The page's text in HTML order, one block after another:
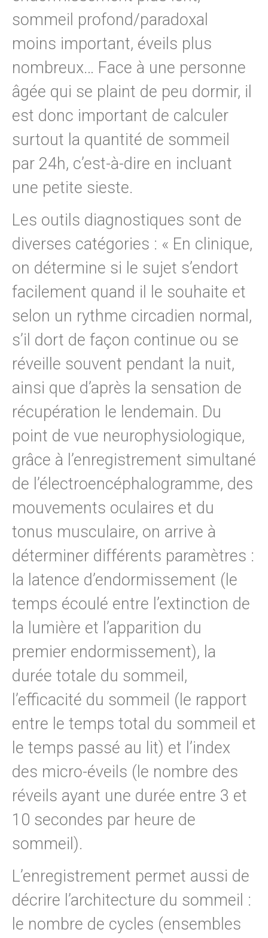
sommeil profond/paradoxal
moins important, éveils plus
nombreux… Face à une personne
âgée qui se plaint de peu dormir, il
est donc important de calculer
surtout la quantité de sommeil
par 24h, c’est-à-dire en incluant
une petite sieste.
Les outils diagnostiques sont de
diverses catégories : « En clinique,
on détermine si le sujet s’endort
facilement quand il le souhaite et
selon un rythme circadien normal,
s’il dort de façon continue ou se
réveille souvent pendant la nuit,
ainsi que d’après la sensation de
récupération le lendemain. Du
point de vue neurophysiologique,
grâce à l’enregistrement simultané
de l’électroencéphalogramme, des
mouvements oculaires et du
tonus musculaire, on arrive à
déterminer différents paramètres :
la latence d’endormissement (le
temps écoulé entre l’extinction de
la lumière et l’apparition du
premier endormissement), la
durée totale du sommeil,
l’efficacité du sommeil (le rapport
entre le temps total du sommeil et
le temps passé au lit) et l’index
des micro-éveils (le nombre des
réveils ayant une durée entre 3 et
10 secondes par heure de
sommeil).
L’enregistrement permet aussi de
décrire l’architecture du sommeil :
le nombre de cycles (ensembles